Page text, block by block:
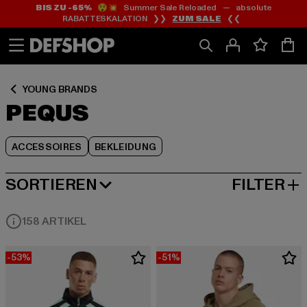
Zum
Inhalt
springen
Zum
Fußzeile
springen
BIS ZU -65%😲💥 Summer Sale Reloaded — absolute
RABATTESKALATION ❯❯ ZUM SALE ❮❮
YOUNG BRANDS
PEQUS
ACCESSOIRES BEKLEIDUNG
Zum
Produktraster
springen
SORTIEREN
BELIEBTESTE FILTER
158 ARTIKEL
-53% -51%